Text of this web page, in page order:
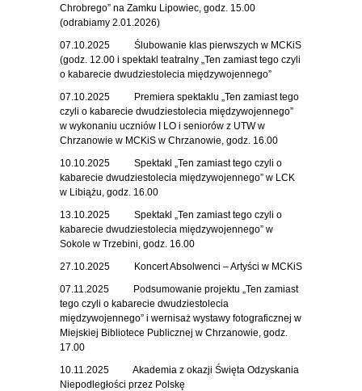
Chrobrego” na Zamku Lipowiec, godz. 15.00
(odrabiamy 2.01.2026)
07.10.2025 Ślubowanie klas pierwszych w MCKiS
(godz. 12.00 i spektakl teatralny „Ten zamiast tego czyli
o kabarecie dwudziestolecia międzywojennego”
07.10.2025 Premiera spektaklu „Ten zamiast tego
czyli o kabarecie dwudziestolecia międzywojennego”
w wykonaniu uczniów I LO i seniorów z UTW w
Chrzanowie w MCKiS w Chrzanowie, godz. 16.00
10.10.2025 Spektakl „Ten zamiast tego czyli o
kabarecie dwudziestolecia międzywojennego” w LCK
w Libiążu, godz. 16.00
13.10.2025 Spektakl „Ten zamiast tego czyli o
kabarecie dwudziestolecia międzywojennego” w
Sokole w Trzebini, godz. 16.00
27.10.2025 Koncert Absolwenci – Artyści w MCKiS
07.11.2025 Podsumowanie projektu „Ten zamiast
tego czyli o kabarecie dwudziestolecia
międzywojennego” i wernisaż wystawy fotograficznej w
Miejskiej Bibliotece Publicznej w Chrzanowie, godz.
17.00
10.11.2025 Akademia z okazji Święta Odzyskania
Niepodległości przez Polskę